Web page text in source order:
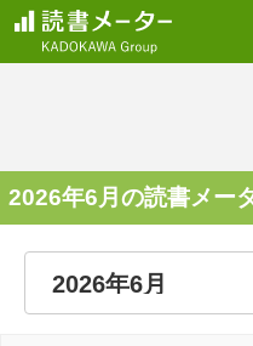
2026年6月の読書メー